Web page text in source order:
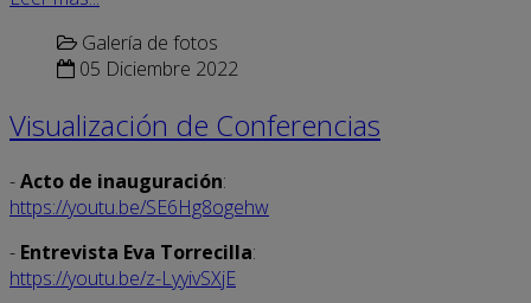
Galería de fotos
05 Diciembre 2022
Visualización de Conferencias
-Acto de inauguración:
https://youtu.be/SE6Hg8ogehw
- Entrevista Eva Torrecilla:
https://youtu.be/z-LyyivSXjE